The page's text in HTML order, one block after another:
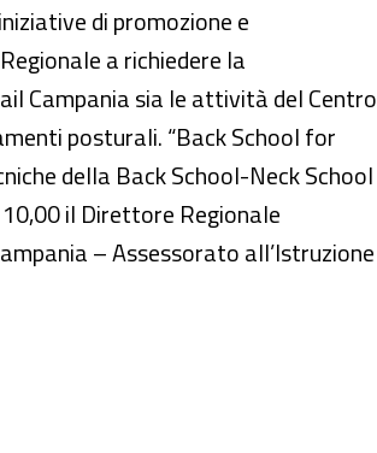
di promozione e
a richiedere la
Campania sia le attività del Centro
posturali. “Back School for
della Back School-Neck School
il Direttore Regionale
– Assessorato all’Istruzione